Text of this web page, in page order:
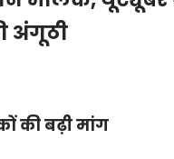
अंगूठी
की बढ़ी मांग